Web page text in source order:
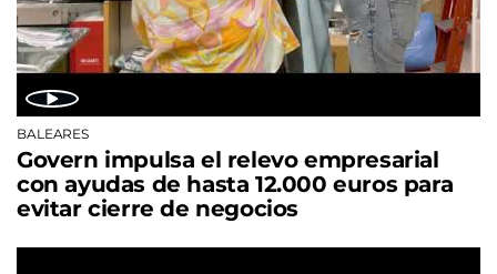
BALEARES
Govern impulsa el relevo empresarial
con ayudas de hasta 12.000 euros para
evitar cierre de negocios